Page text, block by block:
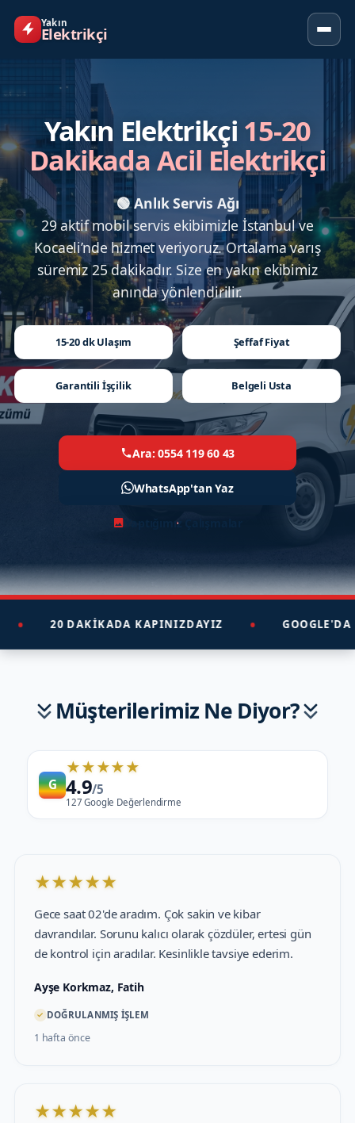
Yakın
Elektrikçi
Yakın Elektrikçi 15-20
Dakikada Acil Elektrikçi
🟢 Anlık Servis Ağı
29 aktif mobil servis ekibimizle İstanbul ve
Kocaeli’nde hizmet veriyoruz. Ortalama varış
süremiz 25 dakikadır. Size en yakın ekibimiz
anında yönlendirilir.
15-20 dk Ulaşım Şeffaf Fiyat
Garantili İşçilik Belgeli Usta
Ara: 0554 119 60 43
WhatsApp'tan Yaz
Yaptığımız Çalışmalar
20 DAKİKADA KAPINIZDAYIZ GOOGLE'DA
Müşterilerimiz Ne Diyor?
G
★★★★★
4.9/5
127 Google Değerlendirme
★★★★★
Gece saat 02'de aradım. Çok sakin ve kibar
davrandılar. Sorunu kalıcı olarak çözdüler, ertesi gün
de kontrol için aradılar. Kesinlikle tavsiye ederim.
Ayşe Korkmaz, Fatih
✓ DOĞRULANMIŞ İŞLEM
1 hafta önce
★★★★★